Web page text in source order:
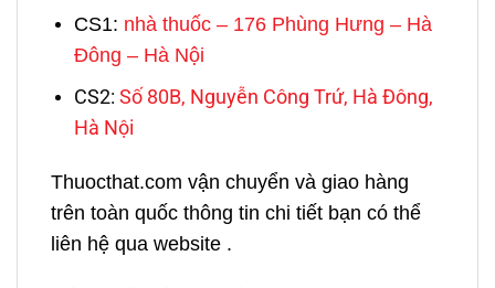
CS1: nhà thuốc – 176 Phùng Hưng – Hà
Đông – Hà Nội
CS2: Số 80B, Nguyễn Công Trứ, Hà Đông,
Hà Nội
Thuocthat.com vận chuyển và giao hàng
trên toàn quốc thông tin chi tiết bạn có thể
liên hệ qua website .